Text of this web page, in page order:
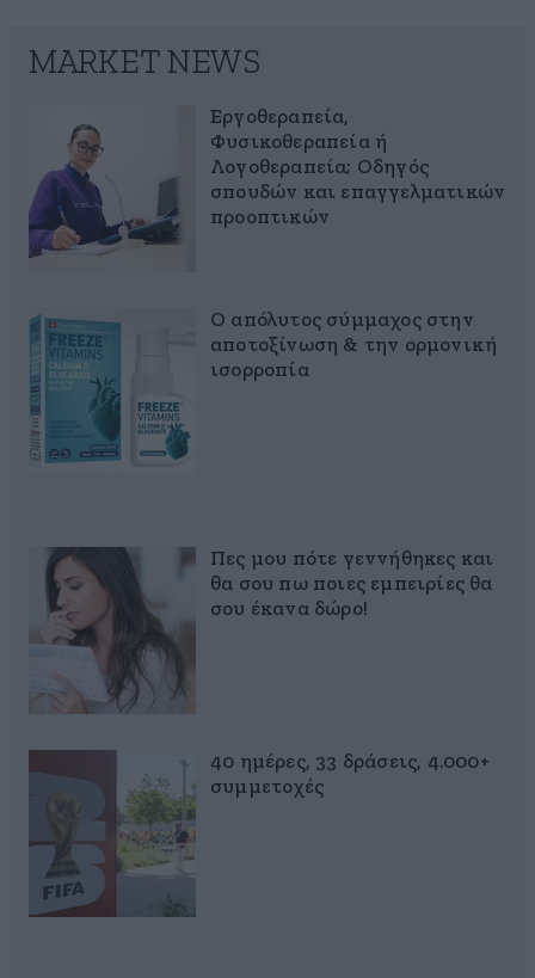
MARKET NEWS
Εργοθεραπεία,
Φυσικοθεραπεία ή
Λογοθεραπεία; Οδηγός
σπουδών και επαγγελματικών
προοπτικών
Ο απόλυτος σύμμαχος στην
αποτοξίνωση & την ορμονική
ισορροπία
Πες μου πότε γεννήθηκες και
θα σου πω ποιες εμπειρίες θα
σου έκανα δώρο!
40 ημέρες, 33 δράσεις, 4.000+
συμμετοχές